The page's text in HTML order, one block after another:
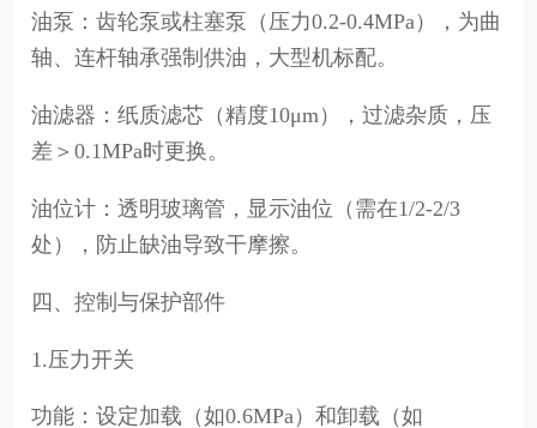
油泵：齿轮泵或柱塞泵（压力0.2-0.4MPa），为曲
轴、连杆轴承强制供油，大型机标配。
油滤器：纸质滤芯（精度10μm），过滤杂质，压
差＞0.1MPa时更换。
油位计：透明玻璃管，显示油位（需在1/2-2/3
处），防止缺油导致干摩擦。
四、控制与保护部件
1.压力开关
功能：设定加载（如0.6MPa）和卸载（如